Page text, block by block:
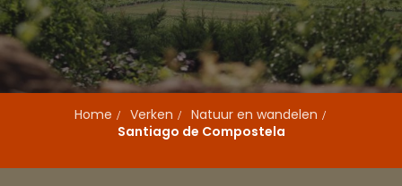
Home Verken
Natuur en wandelen
Santiago de Compostela